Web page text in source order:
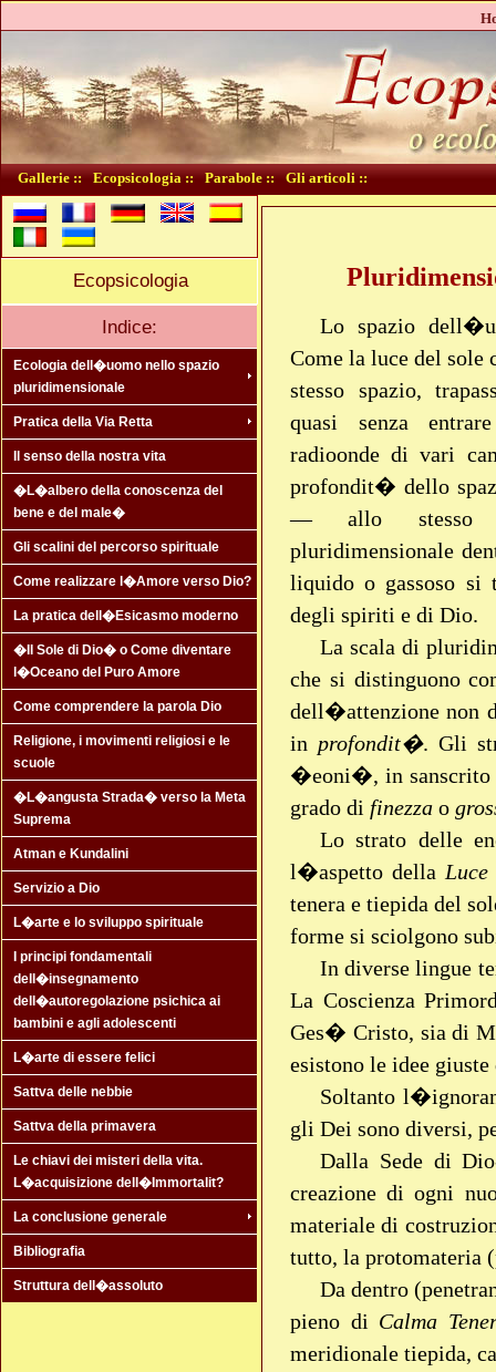
Gallerie :: Ecopsicologia :: Parabole :: Gli articoli ::
Ecopsicologia
Indice:
Ecologia dell�uomo nello spazio
pluridimensionale
Pratica della Via Retta
Il senso della nostra vita
�L�albero della conoscenza del
bene e del male�
Gli scalini del percorso spirituale
Come realizzare l�Amore verso Dio?
La pratica dell�Esicasmo moderno
�Il Sole di Dio� o Come diventare
l�Oceano del Puro Amore
Come comprendere la parola Dio
Religione, i movimenti religiosi e le
scuole
�L�angusta Strada� verso la Meta
Suprema
Atman e Kundalini
Servizio a Dio
L�arte e lo sviluppo spirituale
I principi fondamentali
dell�insegnamento
dell�autoregolazione psichica ai
bambini e agli adolescenti
L�arte di essere felici
Sattva delle nebbie
Sattva della primavera
Le chiavi dei misteri della vita.
L�acquisizione dell�Immortalit?
La conclusione generale
Bibliografia
Struttura dell�assoluto
Lo spazio
Come la luce del sole
stesso spazio,
quasi senza
radioonde di vari
profondit� dello
— allo stesso
pluridimensionale
liquido o gassoso
degli spiriti e di Dio.
La scala di
che si distinguono
dell�attenzione non
in profondit�. Gli
�eoni�, in
grado di finezza o
Lo strato delle
l�aspetto della Luce
tenera e tiepida del
forme si sciolgono
In diverse lingue
La Coscienza
Ges� Cristo, sia di
esistono le idee
Soltanto
gli Dei sono
Dalla Sede di
creazione di ogni
materiale di
tutto, la protomateria
Da dentro
pieno di Calma
meridionale tiepida,